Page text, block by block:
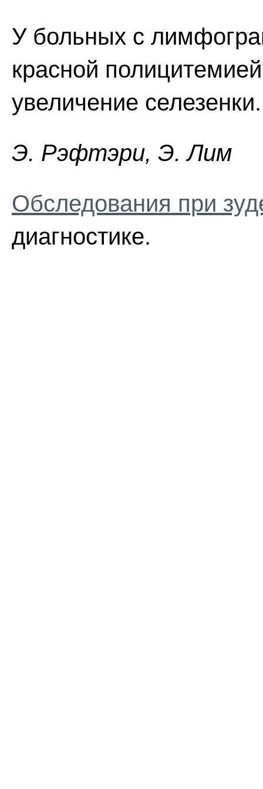
У больных с
красной
увеличение селезенки.
Э. Pэфтэpи, Э. Лим
Обследования при
диагностике.